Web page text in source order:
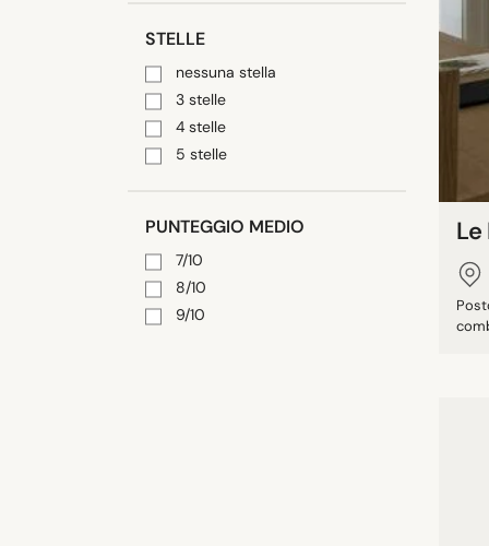
STELLE
nessuna stella
3 stelle
4 stelle
5 stelle
PUNTEGGIO MEDIO
7/10
8/10
9/10